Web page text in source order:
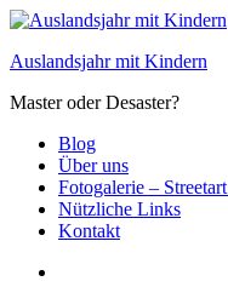
Zum
springen
Auslandsjahr mit Kindern
Master oder Desaster?
Blog
Über uns
Fotogalerie –
Nützliche Links
Kontakt